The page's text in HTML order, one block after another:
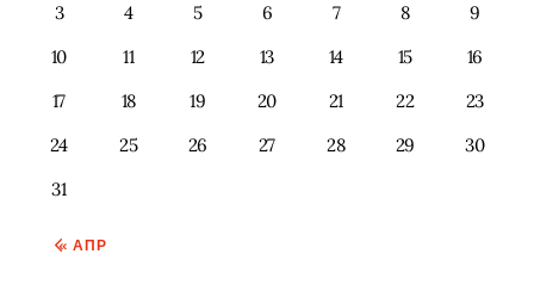
3
4 5 6 7 8
9
10
11 12 13 14 15
16
17
18 19 20 21 22
23
24
25 26 27 28 29
30
31
« АПР